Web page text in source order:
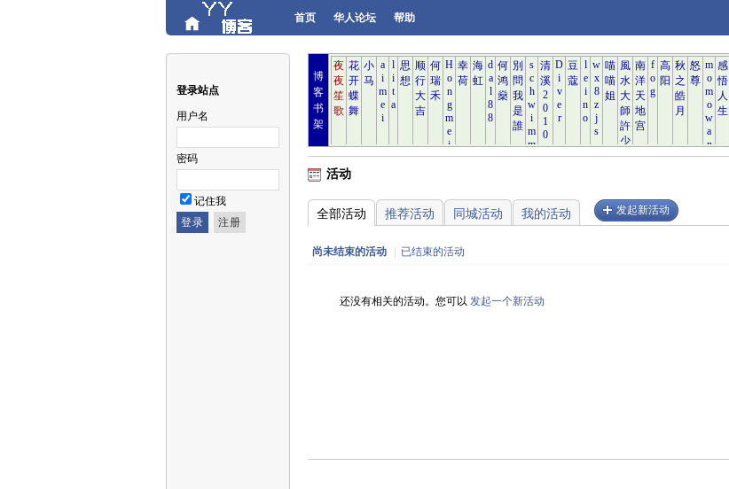
首页 华人论坛 帮助
登录站点
用户名
密码
记住我
博
客
书
架
活动
全部活动 推荐活动 同城活动 我的活动 发起新活动
尚未结束的活动 已结束的活动
还没有相关的活动。您可以 发起一个新活动